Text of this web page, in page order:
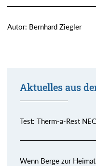
Autor: Bernhard Ziegler
Aktuelles aus
Test: Therm-a-Rest
Wenn Berge zur